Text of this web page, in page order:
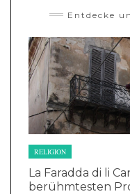
Entdecke
RELIGION
La Faradda di li
berühmtesten